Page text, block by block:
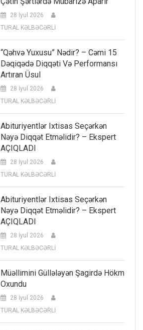
28 İyul 2026
TURAL KƏLBƏCƏRLİ
“Qəhvə Yuxusu” Nədir? – Cəmi 15
Dəqiqədə Diqqəti Və Performansı
Artıran Üsul
28 İyul 2026
TURAL KƏLBƏCƏRLİ
Abituriyentlər Ixtisas Seçərkən
Nəyə Diqqət Etməlidir? – Ekspert
AÇIQLADI
28 İyul 2026
TURAL KƏLBƏCƏRLİ
Abituriyentlər Ixtisas Seçərkən
Nəyə Diqqət Etməlidir? – Ekspert
AÇIQLADI
28 İyul 2026
TURAL KƏLBƏCƏRLİ
Müəllimini Güllələyən Şagirdə Hökm
Oxundu
28 İyul 2026
TURAL KƏLBƏCƏRLİ